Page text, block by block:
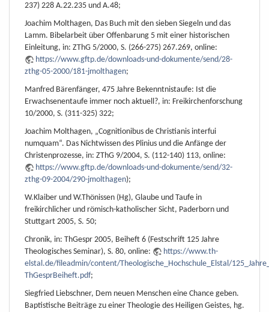
237) 228 A.22.235 und A.48;
Joachim Molthagen, Das Buch mit den sieben Siegeln und das
Lamm. Bibelarbeit über Offenbarung 5 mit einer historischen
Einleitung, in: ZThG 5/2000, S. (266-275) 267.269, online:
https://www.gftp.de/downloads-und-dokumente/send/28-
zthg-05-2000/181-jmolthagen;
Manfred Bärenfänger, 475 Jahre Bekenntnistaufe: Ist die
Erwachsenentaufe immer noch aktuell?, in: Freikirchenforschung
10/2000, S. (311-325) 322;
Joachim Molthagen, „Cognitionibus de Christianis interfui
numquam“. Das Nichtwissen des Plinius und die Anfänge der
Christenprozesse, in: ZThG 9/2004, S. (112-140) 113, online:
https://www.gftp.de/downloads-und-dokumente/send/32-
zthg-09-2004/290-jmolthagen);
W.Klaiber und W.Thönissen (Hg), Glaube und Taufe in
freikirchlicher und römisch-katholischer Sicht, Paderborn und
Stuttgart 2005, S. 50;
Chronik, in: ThGespr 2005, Beiheft 6 (Festschrift 125 Jahre
Theologisches Seminar), S. 80, online:
https://www.th-
elstal.de/fileadmin/content/Theologische_Hochschule_Elstal/
ThGesprBeiheft.pdf;
Siegfried Liebschner, Dem neuen Menschen eine Chance geben.
Baptistische Beiträge zu einer Theologie des Heiligen Geistes, hg.